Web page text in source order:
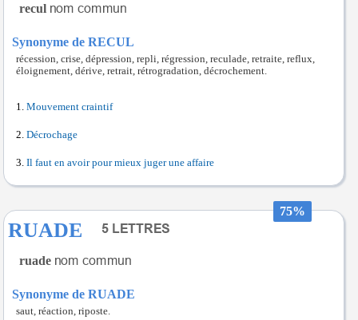
recul
Synonyme de RECUL
récession, crise, dépression, repli, régression, reculade, retraite, reflux,
éloignement, dérive, retrait, rétrogradation, décrochement.
Mouvement craintif
Décrochage
Il faut en avoir pour mieux juger une affaire
75%
RUADE
ruade
Synonyme de RUADE
saut, réaction, riposte.